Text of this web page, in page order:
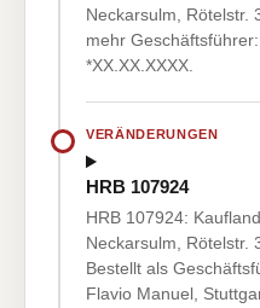
Neckarsulm, Rötelstr.
mehr
*XX.XX.XXXX.
VERÄNDERUNGEN
HRB 107924
HRB 107924:
Neckarsulm, Rötelstr.
Bestellt als
Flavio Manuel,